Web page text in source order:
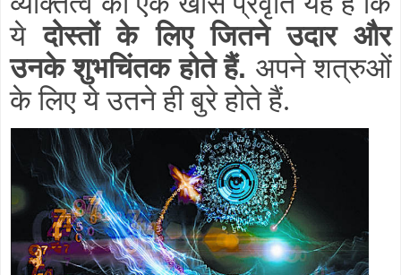
येदोस्तों के लिए जितने उदार और
उनके शुभचिंतक होते हैं. अपने शत्रुओं
के लिए ये उतने ही बुरे होते हैं.